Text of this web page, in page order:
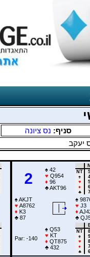
סניף: נס ציונה
יעקב
2
♠ 42
♥ Q954
♦ 96
♣AKT96
NT
5
♠
4
♥
5
♦
6
♣
7
♠AKJT
♥ A8762
♦ K3
♣ 87
♠
♥ J3
♦
♣
Par: -140
♠ Q53
♥ KT
♦ QT875
♣ 432
NT
8
♠
9
♥
8
♦
7
♣
6